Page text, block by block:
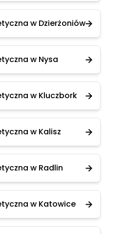
w Dzierżoniów
w Nysa
w Kluczbork
w Kalisz
w Radlin
w Katowice